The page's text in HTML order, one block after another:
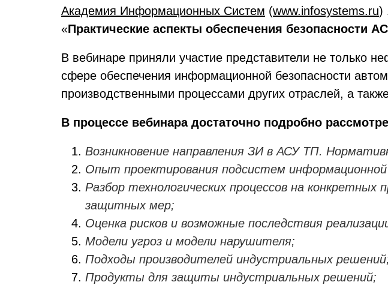
Академия Информационных Систем (www.infosystems.ru)
«Практические аспекты обеспечения безопасности
В вебинаре приняли участие представители не только
сфере обеспечения информационной безопасности
производственными процессами других отраслей, а
В процессе вебинара достаточно подробно
Возникновение направления ЗИ в АСУ ТП.
Опыт проектирования подсистем
Разбор технологических процессов на
защитных мер;
Оценка рисков и возможные последствия
Модели угроз и модели нарушителя;
Подходы производителей индустриальных
Продукты для защиты индустриальных решений;